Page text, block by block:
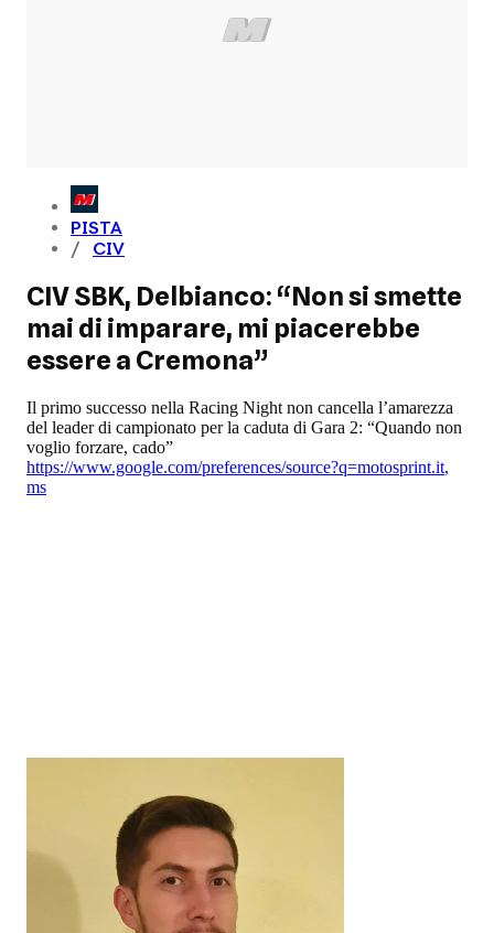
PISTA
CIV
CIV SBK, Delbianco: “Non si smette
mai di imparare, mi piacerebbe
essere a Cremona”
Il primo successo nella Racing Night non cancella l’amarezza
del leader di campionato per la caduta di Gara 2: “Quando non
voglio forzare, cado”
https://www.google.com/preferences/source?q=motosprint.it,
ms